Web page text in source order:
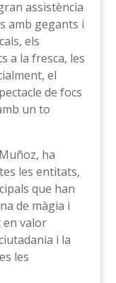
assistència
amb gegants i
els
a la fresca, les
el
de focs
un to
ha
les entitats,
que han
de màgia i
en valor
i la
les